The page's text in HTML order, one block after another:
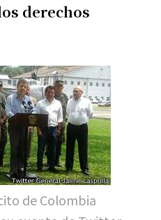
derechos
de Colombia